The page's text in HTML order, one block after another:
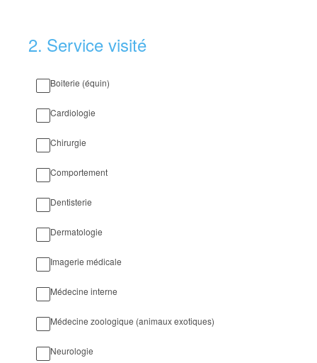
2. Service visité
Boiterie (équin)
Cardiologie
Chirurgie
Comportement
Dentisterie
Dermatologie
Imagerie médicale
Médecine interne
Médecine zoologique (animaux exotiques)
Neurologie